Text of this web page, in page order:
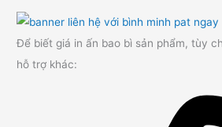
Để biết giá in ấn bao bì sản phẩm, tùy
hỗ trợ khác: